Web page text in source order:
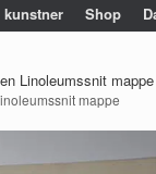
kunstner Shop
Linoleumssnit mappe
mappe